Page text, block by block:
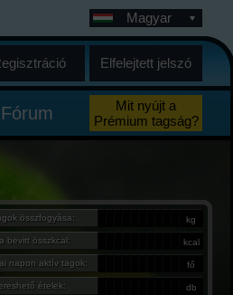
Magyar
Elfelejtett jelszó
Fórum
Mit nyújt a
Prémium tagság?
összfogyása: kg
bevitt összkcal: kcal
napon aktív tagok: fő
ételek: db